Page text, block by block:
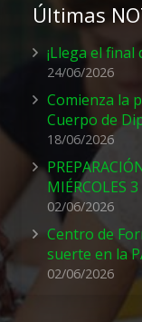
Últimas
¡Llega el final
24/06/2026
Comienza la
Cuerpo de
18/06/2026
MIÉRCOLES
02/06/2026
Centro de
suerte en la
02/06/2026